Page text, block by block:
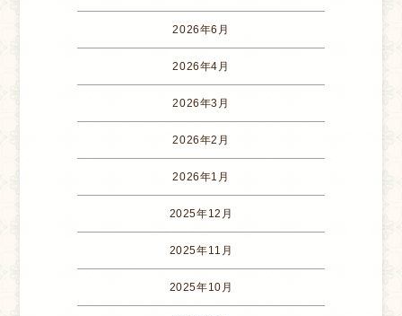
2026年6月
2026年4月
2026年3月
2026年2月
2026年1月
2025年12月
2025年11月
2025年10月